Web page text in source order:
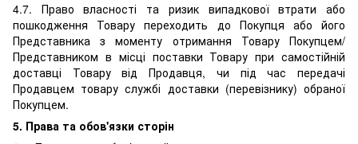
4.7. Право власності та ризик випадкової втрати або
пошкодження Товару переходить до Покупця або його
Представника з моменту отримання Товару Покупцем/
Представником в місці поставки Товару при самостійній
доставці Товару від Продавця, чи під час передачі
Продавцем товару службі доставки (перевізнику) обраної
Покупцем.
5. Права та обов'язки сторін